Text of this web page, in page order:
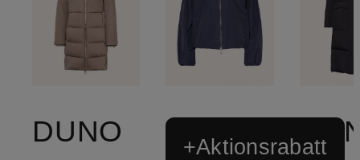
DUNO
+Aktionsrabatt